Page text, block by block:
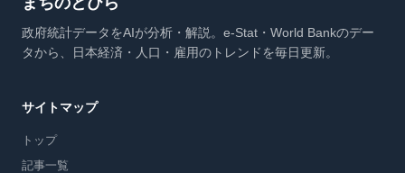
政府統計データをAIが分析・解説。e-Stat・World Bankのデー
タから、日本経済・人口・雇用のトレンドを毎日更新。
サイトマップ
トップ
記事一覧